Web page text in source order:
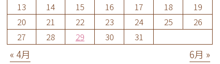
13
14 15 16 17 18
19
20
21 22 23 24 25
26
27
28 29 30 31
« 4月 6月 »